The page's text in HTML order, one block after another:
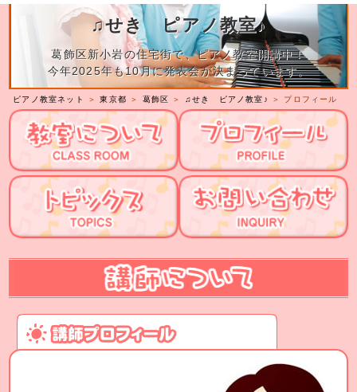
♫せき ピアノ教室♪
葛飾区新小岩の住宅街で、ピアノ教室開講中！
今年2025年も10月に発表会が決まっています。
ピアノ教室ネット ＞東京都 ＞ 葛飾区 ＞ ♫せき ピアノ教室♪ ＞ プロフィール